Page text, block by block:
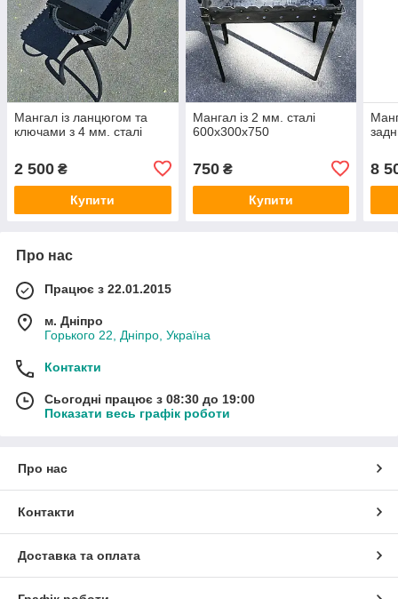
Мангал із ланцюгом та
ключами з 4 мм. сталі
2 500 ₴
Купити
Мангал із 2 мм. сталі
600х300х750
750₴
Купити
8
Про нас
Працює з 22.01.2015
м. Дніпро
Горького 22, Дніпро, Україна
Контакти
Сьогодні працює з 08:30 до 19:00
Показати весь графік роботи
Про нас
Контакти
Доставка та оплата